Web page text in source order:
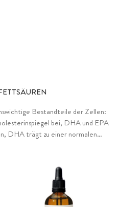
Bestandteile der Zellen:
bei, DHA und EPA
DHA trägt zu einer normalen